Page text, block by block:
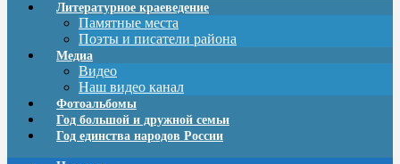
Литературное краеведение
Памятные места
Поэты и писатели района
Медиа
Видео
Наш видео канал
Фотоальбомы
Год большой и дружной семьи
Год единства народов России